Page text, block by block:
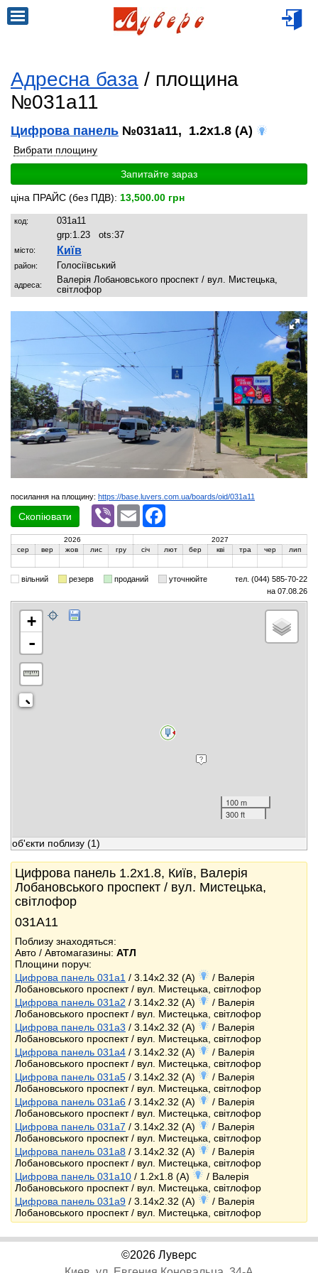
Адресна база / площина
№031a11
Цифрова панель №031a11, 1.2x1.8 (A)
Вибрати площину
Запитайте зараз
ціна ПРАЙС (без ПДВ): 13,500.00 грн
код:
031a11
grp:1.23 ots:37
місто: Київ
район: Голосіївський
адреса:
Валерія Лобановського проспект / вул. Мистецька,
світлофор
посилання на площину: https://base.luvers.com.ua/boards/oid/031a11
Скопіювати
Viber Email
2026
2027
сер
вер жов лис гру січ лют бер кві тра чер лип
вільний резерв проданий уточнюйте
тел. (044) 585-70-22
на 07.08.26
+
-
100 m
300 ft
об'єкти поблизу (1)
Цифрова панель 1.2x1.8, Київ, Валерія
Лобановського проспект / вул. Мистецька,
світлофор
031А11
Поблизу знаходяться:
Авто / Автомагазины: АТЛ
Площини поруч:
Цифрова панель 031a1 / 3.14x2.32 (A)
/ Валерія
Лобановського проспект / вул. Мистецька, світлофор
Цифрова панель 031a2 / 3.14x2.32 (A)
/ Валерія
Лобановського проспект / вул. Мистецька, світлофор
Цифрова панель 031a3 / 3.14x2.32 (A)
/ Валерія
Лобановського проспект / вул. Мистецька, світлофор
Цифрова панель 031a4 / 3.14x2.32 (A)
/ Валерія
Лобановського проспект / вул. Мистецька, світлофор
Цифрова панель 031a5 / 3.14x2.32 (A)
/ Валерія
Лобановського проспект / вул. Мистецька, світлофор
Цифрова панель 031a6 / 3.14x2.32 (A)
/ Валерія
Лобановського проспект / вул. Мистецька, світлофор
Цифрова панель 031a7 / 3.14x2.32 (A)
/ Валерія
Лобановського проспект / вул. Мистецька, світлофор
Цифрова панель 031a8 / 3.14x2.32 (A)
/ Валерія
Лобановського проспект / вул. Мистецька, світлофор
Цифрова панель 031a10 / 1.2x1.8 (A)
/ Валерія
Лобановського проспект / вул. Мистецька, світлофор
Цифрова панель 031a9 / 3.14x2.32 (A)
/ Валерія
Лобановського проспект / вул. Мистецька, світлофор
©2026 Луверс